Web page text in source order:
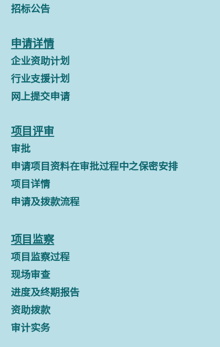
招标公告
申请详情
企业资助计划
行业支援计划
网上提交申请
项目评审
审批
申请项目资料在审批过程中之保密安排
项目详情
申请及拨款流程
项目监察
项目监察过程
现场审查
进度及终期报告
资助拨款
审计实务